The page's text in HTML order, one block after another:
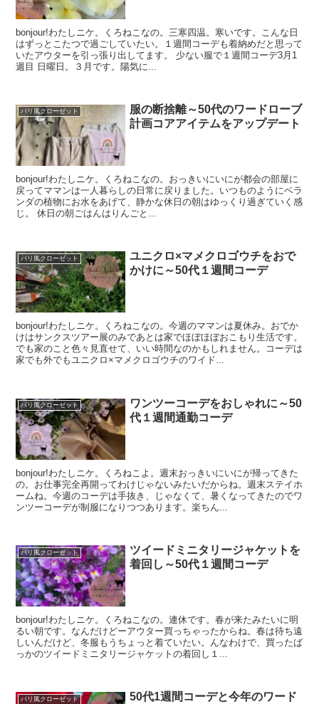
bonjour!わたしニケ。くろねこなの。三寒四温。寒いです。こんな日
はずっとこたつで過ごしていたい。１週間コーデも着納めだと思って
いたアウターを引っ張り出してます。 少ない服で１週間コーデ3月1
週目 日曜日。３月です。陽気に...
パリ風クローゼット
服の断捨離～50代のワードローブ
計画コアアイテムをアップデート
bonjour!わたしニケ。くろねこなの。おっきいにいにが都会の部屋に
戻ってママンは一人暮らしの日常に戻りました。いつものようにベラ
ンダの植物にお水をあげて、静かな休日の朝はゆっくり過ぎていく感
じ。 休日の朝ごはんはりんごと...
パリ風クローゼット
ユニクロ×マメクロゴウチをおで
かけに～50代１週間コーデ
bonjour!わたしニケ。くろねこなの。今週のママンは夏休み。おでか
けはサンクスツアー展のみであとは家でほぼほぼおこもり生活です。
でも家のこと色々見直せて、いい時間なのかもしれません。コーデは
家でも外でもユニクロ×マメクロゴウチのワイド...
パリ風クローゼット
ワンツーコーデをおしゃれに～50
代１週間通勤コーデ
bonjour!わたしニケ。くろねこよ。週末おっきいにいにが帰ってきた
の。お仕事完全再開ってわけじゃないみたいだからね。週末ステイホ
ームね。今週のコーデは手抜き、じゃなくて、暑くなってきたのでワ
ンツーコーデが制服になりつつあります。楽ちん...
パリ風クローゼット
ツイードミニタリージャケットを
着回し～50代１週間コーデ
bonjour!わたしニケ。くろねこなの。連休です。春が来たみたいに明
るい朝です。なんだけどーアウター買っちゃったからね。春は待ち遠
しいんだけど、冬服もうちょっと着ていたい。んなわけで、買ったば
っかのツイードミニタリージャケットの着回し１...
パリ風クローゼット
50代1週間コーデと今年のワード